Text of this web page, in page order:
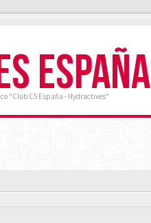
ESPAÑA
"Club C5 España - Hydractives"